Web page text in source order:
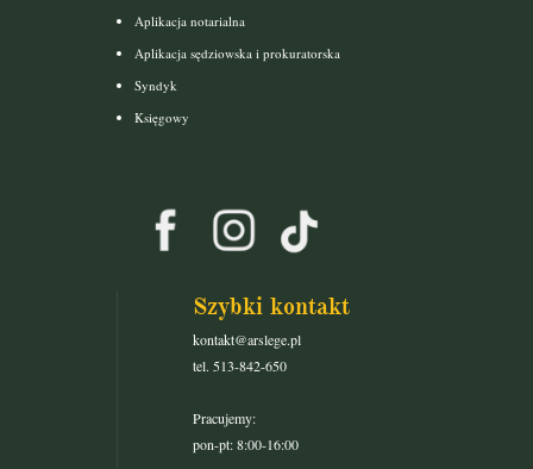
Aplikacja notarialna
Aplikacja sędziowska i prokuratorska
Syndyk
Księgowy
Szybki kontakt
kontakt@arslege.pl
tel. 513-842-650
Pracujemy:
pon-pt: 8:00-16:00